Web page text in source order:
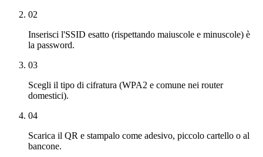
02
Inserisci l'SSID esatto (rispettando maiuscole e minuscole) è
la password.
03
Scegli il tipo di cifratura (WPA2 e comune nei router
domestici).
04
Scarica il QR e stampalo come adesivo, piccolo cartello o al
bancone.